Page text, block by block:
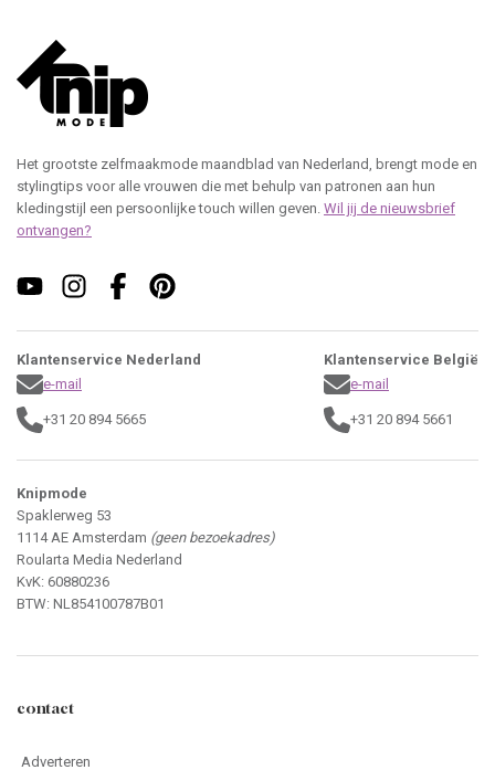
Het grootste zelfmaakmode maandblad van Nederland, brengt mode en
stylingtips voor alle vrouwen die met behulp van patronen aan hun
kledingstijl een persoonlijke touch willen geven. Wil jij de nieuwsbrief
ontvangen?
Klantenservice Nederland
e-mail
+31 20 894 5665
Klantenservice België
e-mail
+31 20 894 5661
Knipmode
Spaklerweg 53
1114 AE Amsterdam (geen bezoekadres)
Roularta Media Nederland
KvK: 60880236
BTW: NL854100787B01
contact
Adverteren